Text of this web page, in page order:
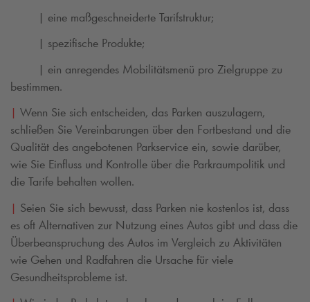
| eine maßgeschneiderte Tarifstruktur;
| spezifische Produkte;
| ein anregendes Mobilitätsmenü pro Zielgruppe zu
bestimmen.
| Wenn Sie sich entscheiden, das Parken auszulagern,
schließen Sie Vereinbarungen über den Fortbestand und die
Qualität des angebotenen Parkservice ein, sowie darüber,
wie Sie Einfluss und Kontrolle über die Parkraumpolitik und
die Tarife behalten wollen.
| Seien Sie sich bewusst, dass Parken nie kostenlos ist, dass
es oft Alternativen zur Nutzung eines Autos gibt und dass die
Überbeanspruchung des Autos im Vergleich zu Aktivitäten
wie Gehen und Radfahren die Ursache für viele
Gesundheitsprobleme ist.